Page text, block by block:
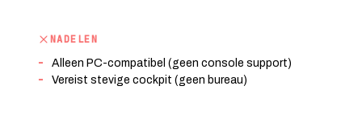
NADELEN
Alleen PC-compatibel (geen console support)
Vereist stevige cockpit (geen bureau)